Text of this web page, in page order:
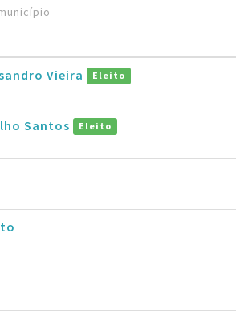
Vieira Eleito
Santos Eleito